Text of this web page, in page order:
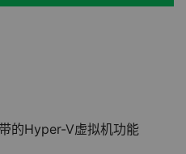
的Hyper-V虚拟机功能